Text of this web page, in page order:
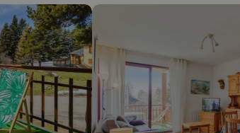
résultats correspondant à votre recherche.